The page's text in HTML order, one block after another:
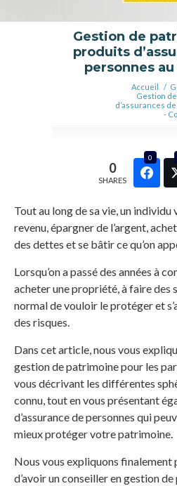
Gestion de
produits
personnes
Accueil /
Gestion
d’assurances
-
0
SHARES
0
Tout au long de sa vie, un
revenu, épargner de l’argent,
des dettes et se bâtir ce qu’on
Lorsqu’on a passé des années à
acheter une propriété, à faire
normal de vouloir le protéger et
des risques.
Dans cet article, nous vous
gestion de patrimoine pour les
vous décrivant les différentes
connu, tout en vous présentant
d’assurance de personnes qui
mieux protéger votre patrimoine.
Nous vous expliquons
d’avoir un conseiller en gestion